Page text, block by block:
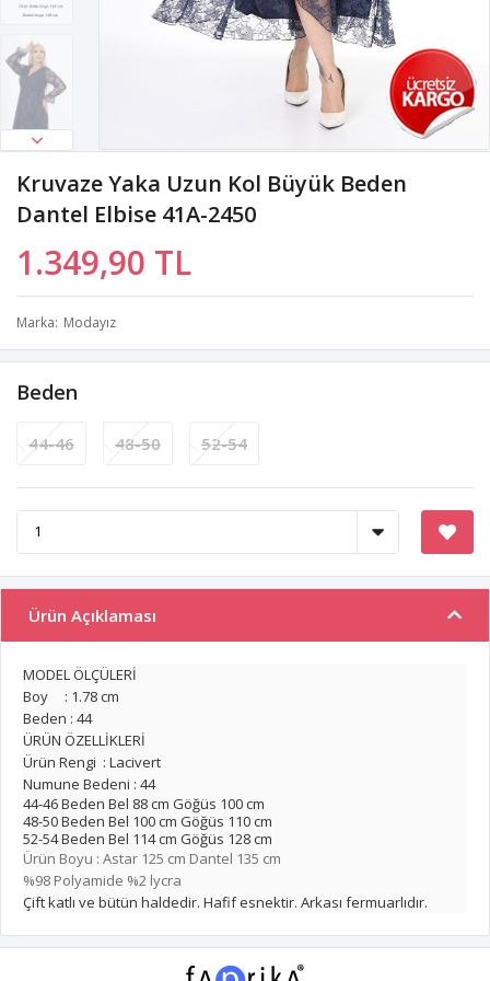
Kruvaze Yaka Uzun Kol Büyük Beden
Dantel Elbise 41A-2450
1.349,90 TL
Marka Modayız
Beden
44-46 48-50 52-54
Ürün Açıklaması
MODEL ÖLÇÜLERİ
Boy : 1.78 cm
Beden : 44
ÜRÜN ÖZELLİKLERİ
Ürün Rengi : Lacivert
Numune Bedeni : 44
44-46 Beden Bel 88 cm Göğüs 100 cm
48-50 Beden Bel 100 cm Göğüs 110 cm
52-54 Beden Bel 114 cm Göğüs 128 cm
Ürün Boyu : Astar 125 cm Dantel 135 cm
%98 Polyamide %2 lycra
Çift katlı ve bütün haldedir. Hafif esnektir. Arkası fermuarlıdır.